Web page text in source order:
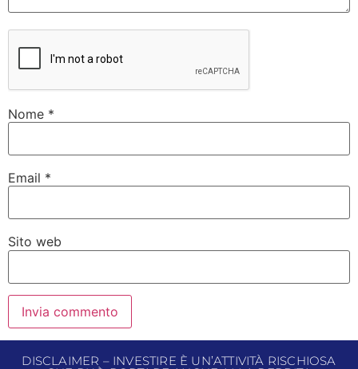
Nome *
Email *
Sito web
DISCLAIMER – INVESTIRE È UN’ATTIVITÀ RISCHIOSA